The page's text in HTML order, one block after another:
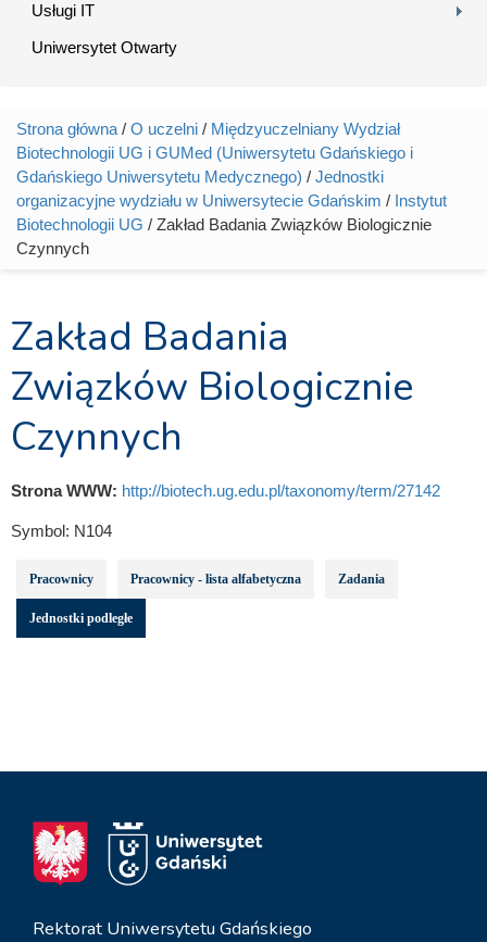
Usługi IT
Uniwersytet Otwarty
Jesteś tutaj
Strona główna / O uczelni / Międzyuczelniany Wydział
Biotechnologii UG i GUMed (Uniwersytetu Gdańskiego i
Gdańskiego Uniwersytetu Medycznego) / Jednostki
organizacyjne wydziału w Uniwersytecie Gdańskim / Instytut
Biotechnologii UG / Zakład Badania Związków Biologicznie
Czynnych
Zakład Badania
Związków Biologicznie
Czynnych
Strona WWW: http://biotech.ug.edu.pl/taxonomy/term/27142
Symbol: N104
Pracownicy Pracownicy - lista alfabetyczna Zadania
Jednostki podległe
Rektorat Uniwersytetu Gdańskiego